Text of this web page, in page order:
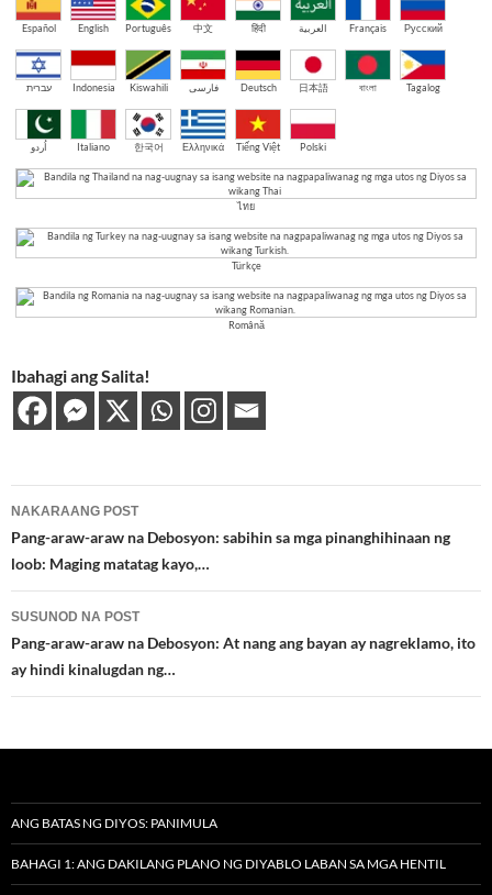
Español English Português 中文 हिंदी العربية Français Русский
עברית Indonesia Kiswahili فارسی Deutsch 日本語 বাংলা Tagalog
اُردو Italiano 한국어 Ελληνικά Tiếng Việt Polski
ไทย
Türkçe
Română
Ibahagi ang Salita!
Post
navigation
NAKARAANG POST
Pang-araw-araw na Debosyon: sabihin sa mga pinanghihinaan ng
loob: Maging matatag kayo,…
SUSUNOD NA POST
Pang-araw-araw na Debosyon: At nang ang bayan ay nagreklamo, ito
ay hindi kinalugdan ng…
ANG BATAS NG DIYOS: PANIMULA
BAHAGI 1: ANG DAKILANG PLANO NG DIYABLO LABAN SA MGA HENTIL